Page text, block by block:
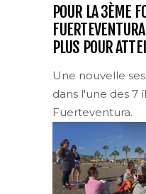
POUR LA 3ÈME
PLUS POUR
Une nouvelle
dans l'une des 7
Fuerteventura.